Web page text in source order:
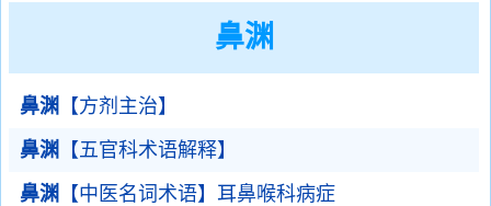
鼻渊
鼻渊 【方剂主治】
鼻渊 【五官科术语解释】
鼻渊 【中医名词术语】耳鼻喉科病症